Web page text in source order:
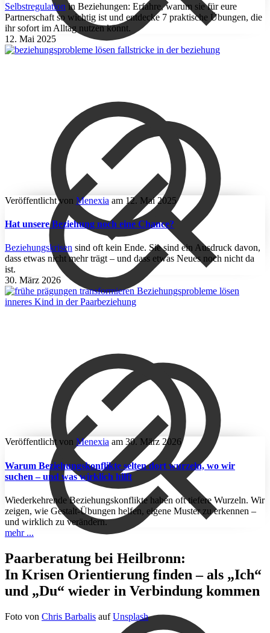
Selbstregulation in Beziehungen: Erfahre, warum sie für eure
Partnerschaft so wichtig ist und entdecke 7 praktische Übungen, die
ihr sofort im Alltag nutzen könnt.
12. Mai 2025
Veröffentlicht von Menexia am 12. Mai 2025
Hat unsere Beziehung noch eine Chance?
Beziehungskrisen sind oft kein Ende. Sie sind ein Ausdruck davon,
dass etwas nicht mehr trägt – und dass etwas Neues noch nicht da
ist.
30. März 2026
Veröffentlicht von Menexia am 30. März 2026
Warum Beziehungskonflikte selten dort wurzeln, wo wir
suchen – und was wirklich hilft
Wiederkehrende Beziehungskonflikte haben oft tiefere Wurzeln. Wir
zeigen, wie Gestalt-Übungen helfen, eigene Muster zu erkennen –
und wirklich zu verändern.
mehr ...
Paarberatung bei Heilbronn:
In Krisen Orientierung finden – als „Ich“
und „Du“ wieder in Verbindung kommen
Foto von Chris Barbalis aufUnsplash